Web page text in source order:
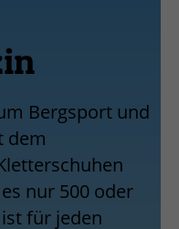
Bergsport und
dem
nur 500 oder
für jeden